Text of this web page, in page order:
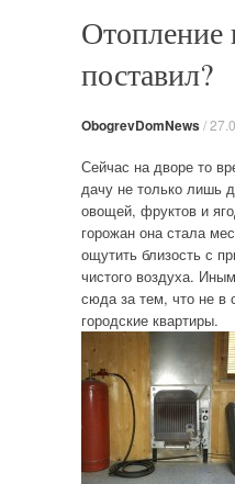
Отопление
поставил?
ObogrevDomNews/
Сейчас на дворе то
дачу не только лишь
овощей, фруктов и
горожан она стала
ощутить близость с
чистого воздуха.
сюда за тем, что не в
городские квартиры.